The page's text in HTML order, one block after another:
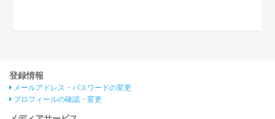
登録情報
メールアドレス・パスワードの変更
プロフィールの確認・変更